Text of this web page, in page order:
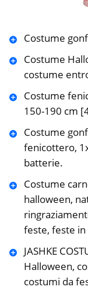
Costume
Costume
costume
Costume
150-190 cm
Costume
fenicottero,
batterie.
Costume
halloween,
feste, feste in
JASHKE
Halloween,
costumi da